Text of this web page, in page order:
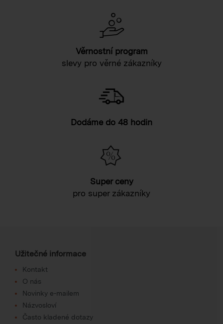
Věrnostní program
slevy pro věrné zákazníky
Dodáme do 48 hodin
Super ceny
pro super zákazníky
Užitečné informace
Kontakt
O nás
Novinky e-mailem
Názvosloví
Často kladené dotazy